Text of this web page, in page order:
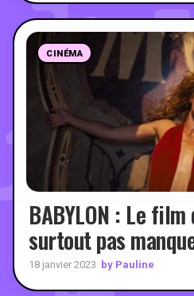
CINÉMA
BABYLON : Le
surtout pas
18 janvier 2023 by Pauline